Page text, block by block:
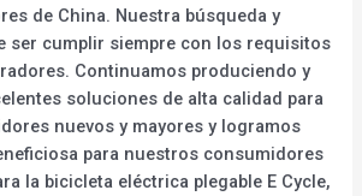
de China. Nuestra búsqueda y
ser cumplir siempre con los requisitos
Continuamos produciendo y
soluciones de alta calidad para
nuevos y mayores y logramos
para nuestros consumidores
la bicicleta eléctrica plegable E Cycle,